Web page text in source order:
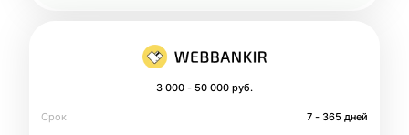
3 000 - 50 000 руб.
Срок
7 - 365 дней